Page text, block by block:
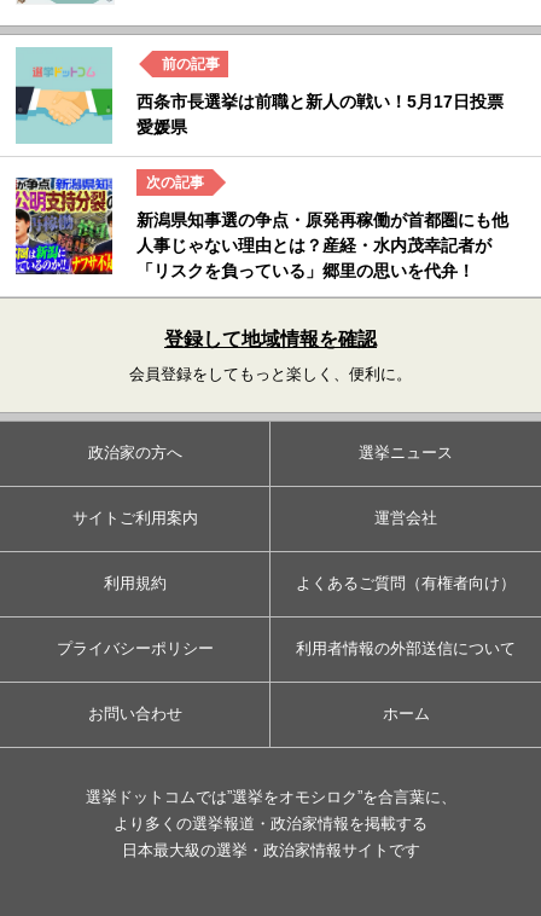
西条市長選挙は前職と新人の戦い！5月17日投票
愛媛県
新潟県知事選の争点・原発再稼働が首都圏にも他
人事じゃない理由とは？産経・水内茂幸記者が
「リスクを負っている」郷里の思いを代弁！
登録して地域情報を確認
会員登録をしてもっと楽しく、便利に。
政治家の方へ 選挙ニュース
サイトご利用案内 運営会社
利用規約 よくあるご質問（有権者向け）
プライバシーポリシー 利用者情報の外部送信について
お問い合わせ ホーム
選挙ドットコムでは”選挙をオモシロク”を合言葉に、
より多くの選挙報道・政治家情報を掲載する
日本最大級の選挙・政治家情報サイトです